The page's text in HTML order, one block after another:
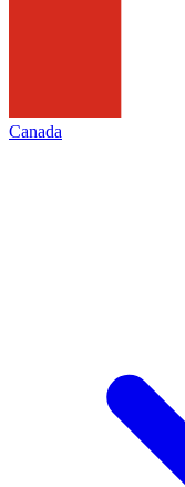
Canada